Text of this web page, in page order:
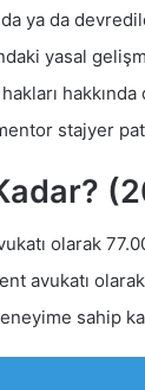
ya da
yasal
hakkında
stajyer
olarak
avukatı olarak
sahip